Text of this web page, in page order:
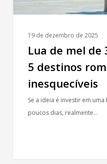
destinos
românticos
19 de dezembro de 2025
Lua de mel de
5 destinos
inesquecíveis
Se a ideia é investir em
poucos dias, realmente…